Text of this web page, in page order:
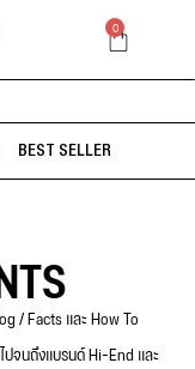
0
BEST SELLER
/ Facts และ How To
ปจนถึงแบรนด์ Hi-End และ